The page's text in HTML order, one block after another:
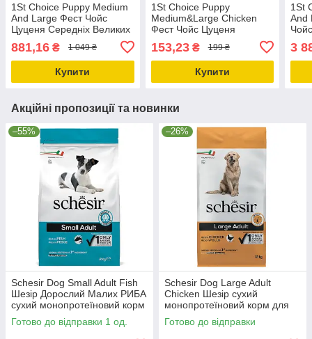
1St Choice Puppy Medium
And Large Фест Чойс
Цуценя Середніх Великих
корм для цуценят термін
881,16 ₴ 1 049 ₴
Купити
1St Choice Puppy
Medium&Large Chicken
Фест Чойс Цуценя
Середний Великий Курка
Сухий Суперпреміум
Корм Для Цуценят
Середніх І
153,23₴ 199 ₴
Купити
1St
And
3
Акційні пропозиції та новинки
–55%
Schesir Dog Small Adult Fish
Шезір Дорослий Малих РИБА
сухий монопротеїновий корм
для собак Малих порід
2кг_ДО 11.10.25
Готово до відправки 1 од.
–26%
Schesir Dog Large Adult
Chicken Шезір сухий
монопротеїновий корм для
собак великих порід 12кг
Готово до відправки